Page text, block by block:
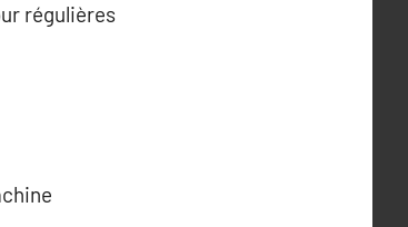
régulières